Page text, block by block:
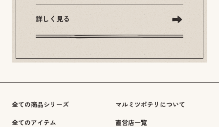
詳しく見る
全ての商品シリーズ
全てのアイテム
マルミツポテリについて
直営店一覧